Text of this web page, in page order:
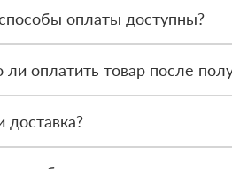
оплаты доступны?
заявки.
оплатить товар после
доставка?